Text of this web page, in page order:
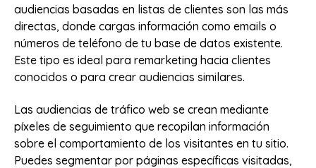
audiencias basadas en listas de clientes son las más
directas, donde cargas información como emails o
números de teléfono de tu base de datos existente.
Este tipo es ideal para remarketing hacia clientes
conocidos o para crear audiencias similares.
Las audiencias de tráfico web se crean mediante
píxeles de seguimiento que recopilan información
sobre el comportamiento de los visitantes en tu sitio.
Puedes segmentar por páginas específicas visitadas,